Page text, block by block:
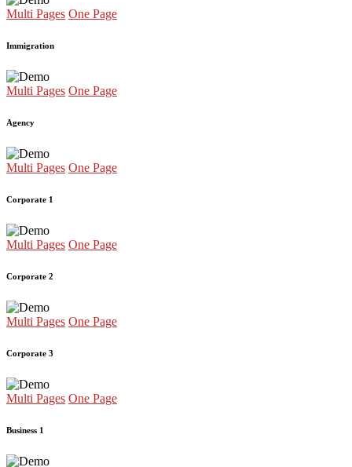
Multi Pages One Page
Immigration
Multi Pages One Page
Agency
Multi Pages One Page
Corporate 1
Multi Pages One Page
Corporate 2
Multi Pages One Page
Corporate 3
Multi Pages One Page
Business 1